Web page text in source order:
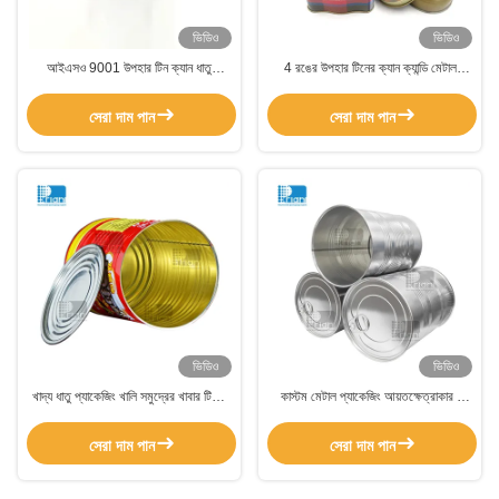
ভিডিও
আইএসও 9001 উপহার টিন ক্যান ধাতু
সেরা দাম পান
ভিডিও
4 রঙের উপহার টিনের ক্যান ক্যান্ডি মেটাল
সেরা দাম পান
ভিডিও
খাদ্য ধাতু প্যাকেজিং খালি সমুদ্রের খাবার টিনের
সেরা দাম পান
ভিডিও
কাস্টম মেটাল প্যাকেজিং আয়তক্ষেত্রাকার /
সেরা দাম পান